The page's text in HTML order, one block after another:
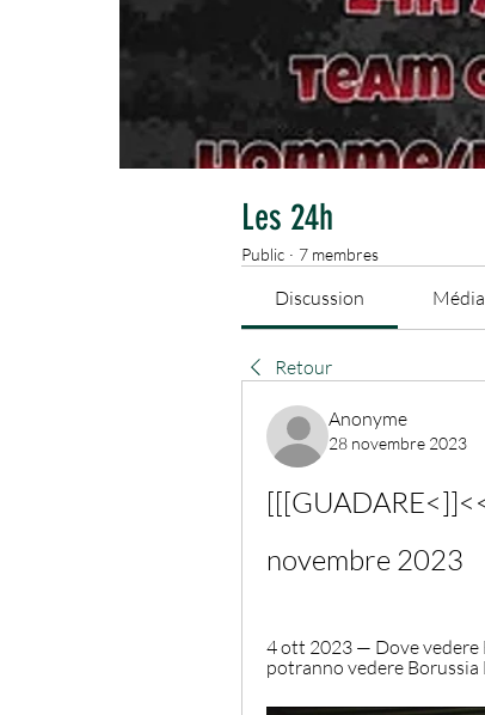
Les 24h
Public · 7 membres
Discussion
Retour
Anonyme
28 novembre 2023
novembre 2023
4 ott 2023 — Dove vedere
potranno vedere